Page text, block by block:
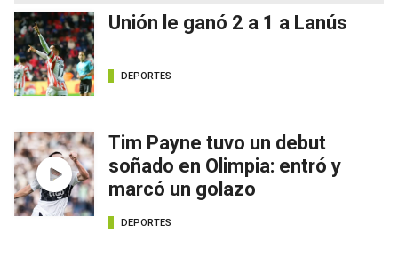
Unión le ganó 2 a 1 a Lanús
DEPORTES
Tim Payne tuvo un debut
soñado en Olimpia: entró y
marcó un golazo
DEPORTES